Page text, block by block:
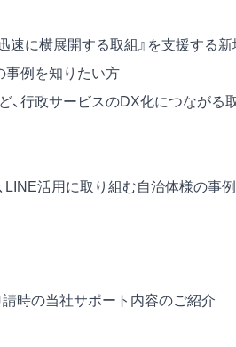
速に横展開する取組』を支援する新
事例を知りたい方
、行政サービスのDX化につながる
活用に取り組む自治体様の事例
時の当社サポート内容のご紹介